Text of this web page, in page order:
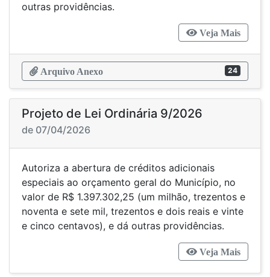
outras providências.
Veja Mais
Arquivo Anexo 24
Projeto de Lei Ordinária 9/2026
de 07/04/2026
Autoriza a abertura de créditos adicionais
especiais ao orçamento geral do Município, no
valor de R$ 1.397.302,25 (um milhão, trezentos e
noventa e sete mil, trezentos e dois reais e vinte
e cinco centavos), e dá outras providências.
Veja Mais